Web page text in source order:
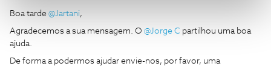
Boa tarde @Jartani,
Agradecemos a sua mensagem. O @Jorge C partilhou uma boa
ajuda.
De forma a podermos ajudar envie-nos, por favor, uma